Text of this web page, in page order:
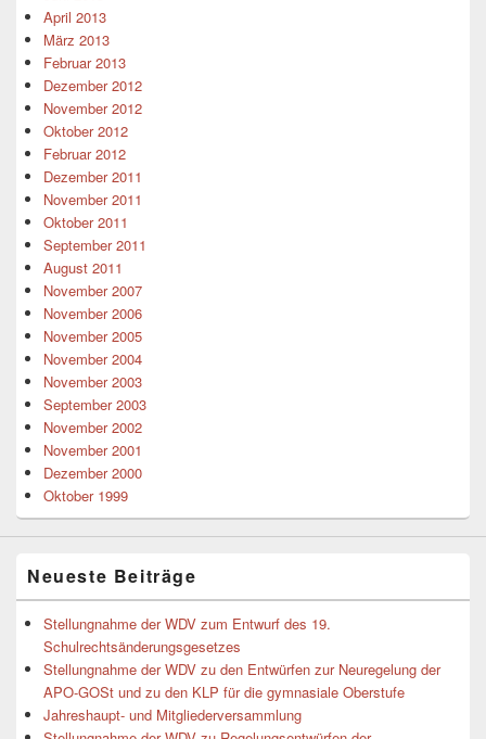
April 2013
März 2013
Februar 2013
Dezember 2012
November 2012
Oktober 2012
Februar 2012
Dezember 2011
November 2011
Oktober 2011
September 2011
August 2011
November 2007
November 2006
November 2005
November 2004
November 2003
September 2003
November 2002
November 2001
Dezember 2000
Oktober 1999
Neueste Beiträge
Stellungnahme der WDV zum Entwurf des 19.
Schulrechtsänderungsgesetzes
Stellungnahme der WDV zu den Entwürfen zur Neuregelung der
APO-GOSt und zu den KLP für die gymnasiale Oberstufe
Jahreshaupt- und Mitgliederversammlung